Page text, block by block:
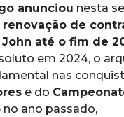
anunciou nesta
renovação de
até o fim de
em 2024, o
nas
e do
no ano passado,